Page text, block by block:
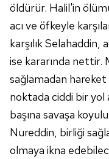
Sizlere daha iyi bir
Sitemizde kendimize
kullanılmaktadır. Bu
verileriniz işlenmekte
toplumu hizmetlerinin
kullanılmaktadır.
kılınması ve
reklam/pazarlama
sınırlı olarak açık
öldürür. Halil'in
acı ve öfkeyle
karşılık
ise kararında nettir.
sağlamadan
noktada ciddi bir yol
başına savaşa
Nureddin, birliği
olmaya ikna